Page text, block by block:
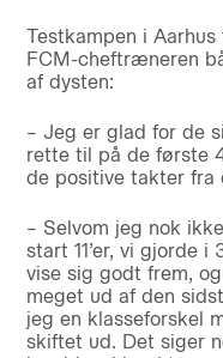
Testkampen i
FCM-cheftræneren
af dysten:
– Jeg er glad for de
rette til på de første
de positive takter
– Selvom jeg nok
start 11’er, vi gjorde
vise sig godt frem,
meget ud af den
jeg en klasseforskel
skiftet ud. Det siger